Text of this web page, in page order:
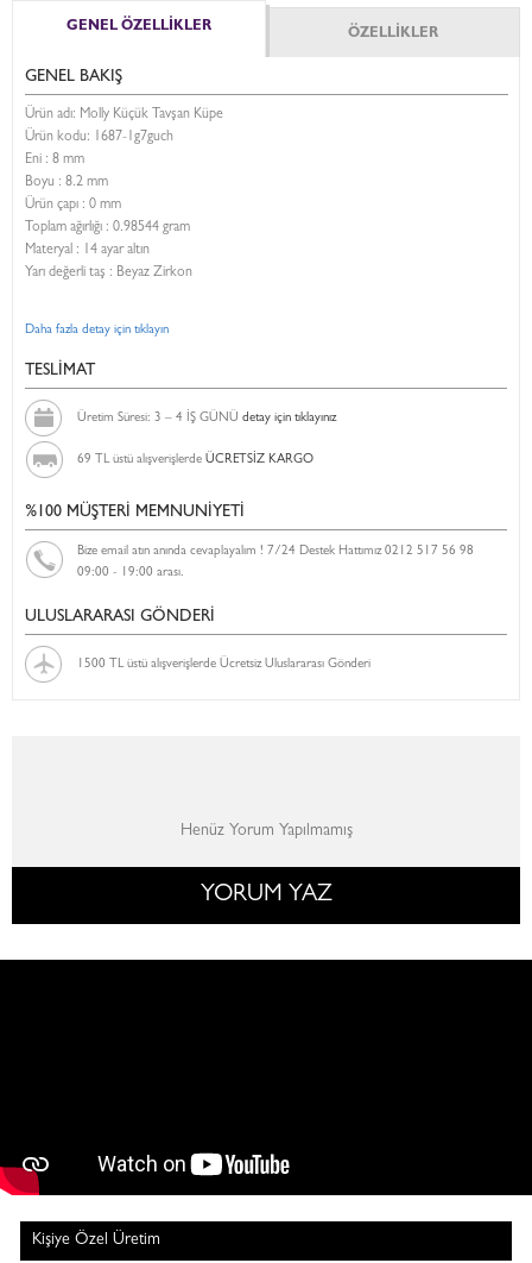
GENEL ÖZELLİKLER ÖZELLİKLER
GENEL BAKIŞ
Ürün adı: Molly Küçük Tavşan Küpe
Ürün kodu: 1687-1g7guch
Eni : 8 mm
Boyu : 8.2 mm
Ürün çapı : 0 mm
Toplam ağırlığı : 0.98544 gram
Materyal : 14 ayar altın
Yarı değerli taş : Beyaz Zirkon
Daha fazla detay için tıklayın
TESLİMAT
Üretim Süresi: 3 – 4 İŞ GÜNÜ detay için tıklayınız
69 TL üstü alışverişlerde ÜCRETSİZ KARGO
%100 MÜŞTERİ MEMNUNİYETİ
Bize email atın anında cevaplayalım ! 7/24 Destek Hattımız 0212 517 56 98
09:00 - 19:00 arası.
ULUSLARARASI GÖNDERİ
1500 TL üstü alışverişlerde Ücretsiz Uluslararası Gönderi
Henüz Yorum Yapılmamış
YORUM YAZ
Kişiye Özel Üretim